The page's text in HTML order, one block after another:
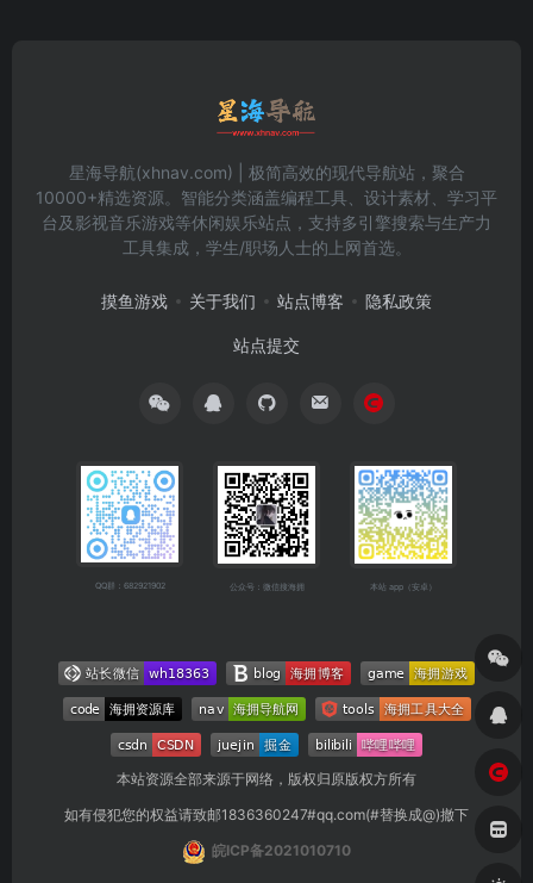
星海导航(xhnav.com) | 极简高效的现代导航站，聚合
10000+精选资源。智能分类涵盖编程工具、设计素材、学习平
台及影视音乐游戏等休闲娱乐站点，支持多引擎搜索与生产力
工具集成，学生/职场人士的上网首选。
摸鱼游戏 关于我们 站点博客 隐私政策
站点提交
QQ群：682921902 公众号：微信搜海拥 本站 app（安卓）
本站资源全部来源于网络，版权归原版权方所有
如有侵犯您的权益请致邮1836360247#qq.com(#替换成@)撤下
皖ICP备2021010710